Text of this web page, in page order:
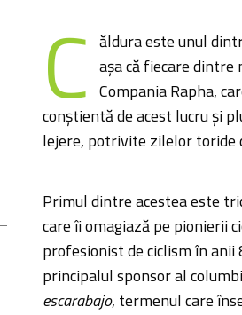
C ăldura este unul
așa că fiecare dintre
Compania Rapha,
conștientă de acest lucru și
lejere, potrivite zilelor toride
Primul dintre acestea este
care îi omagiază pe pionierii
profesionist de ciclism în anii
principalul sponsor al
escarabajo, termenul care